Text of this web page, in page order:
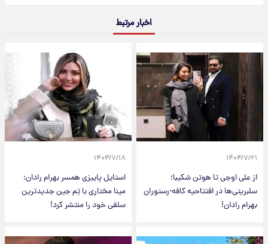
اخبار مرتبط
۱۴۰۴/۷/۲۱
از علی اوجی تا هوتن شکیبا؛
سلبریتی‌ها در افتتاحیه کافه‌-رستوران
بهرام رادان!
۱۴۰۴/۷/۱۸
استایل پاییزی همسر بهرام رادان:
مینا مختاری با تِم جین جدیدترین
سلفی خود را منتشر کرد!